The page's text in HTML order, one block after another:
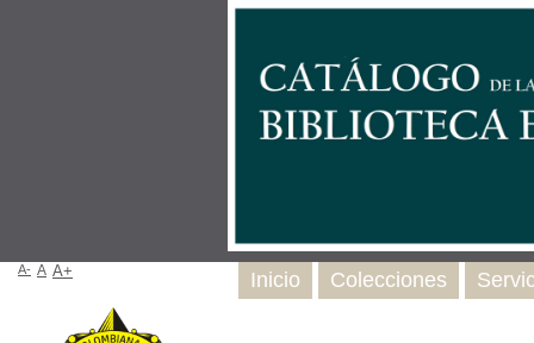
Inicio Colecciones
A- A A+